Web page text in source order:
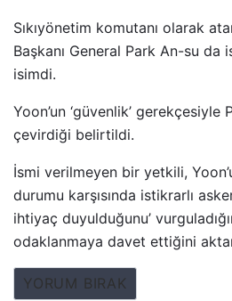
Sıkıyönetim komutanı olarak
Başkanı General Park An-su da
isimdi.
Yoon’un ‘güvenlik’ gerekçesiyle
çevirdiği belirtildi.
İsmi verilmeyen bir yetkili,
durumu karşısında istikrarlı
ihtiyaç duyulduğunu’
odaklanmaya davet ettiğini
YORUM BIRAK